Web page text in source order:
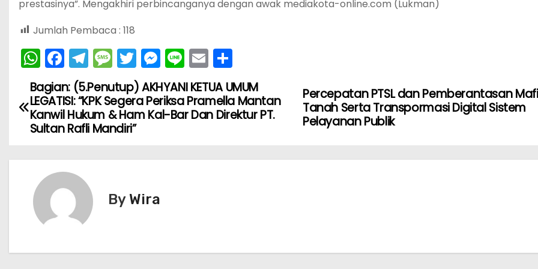
prestasinya”. Mengakhiri perbincanganya dengan awak mediakota-online.com (Lukman)
Jumlah Pembaca : 118
W
h
a
ts
A
p
p
F
a
c
e
b
o
o
k
T
el
e
gr
a
m
M
e
s
s
a
g
T
w
itt
er
M
e
s
s
n
Li
n
e
E
m
ai
l
h
ar
e
N
a
Percepatan PTSL dan Pemberantasan
Tanah Serta Transpormasi Digital Sistem
Pelayanan Publik
Bagian: (5.Penutup) AKHYANI KETUA UMUM
LEGATISI: “KPK Segera Periksa Pramella Mantan
Kanwil Hukum & Ham Kal-Bar Dan Direktur PT.
Sultan Rafli Mandiri”
By Wira